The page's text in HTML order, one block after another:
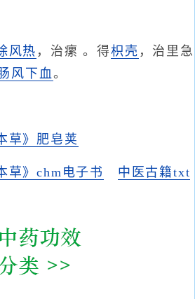
风热 ，治瘰 。得枳壳 ，治里急
风下血。
草》肥皂荚
草》chm电子书
中医古籍txt